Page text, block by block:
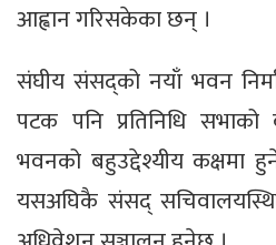
आह्वान गरिसकेका छन् ।
संघीय संसद्को नयाँ भवन
पटक पनि प्रतिनिधि
भवनको बहुउद्देश्यीय कक्षमा
यसअघिकै संसद् सचिवालयस्थित